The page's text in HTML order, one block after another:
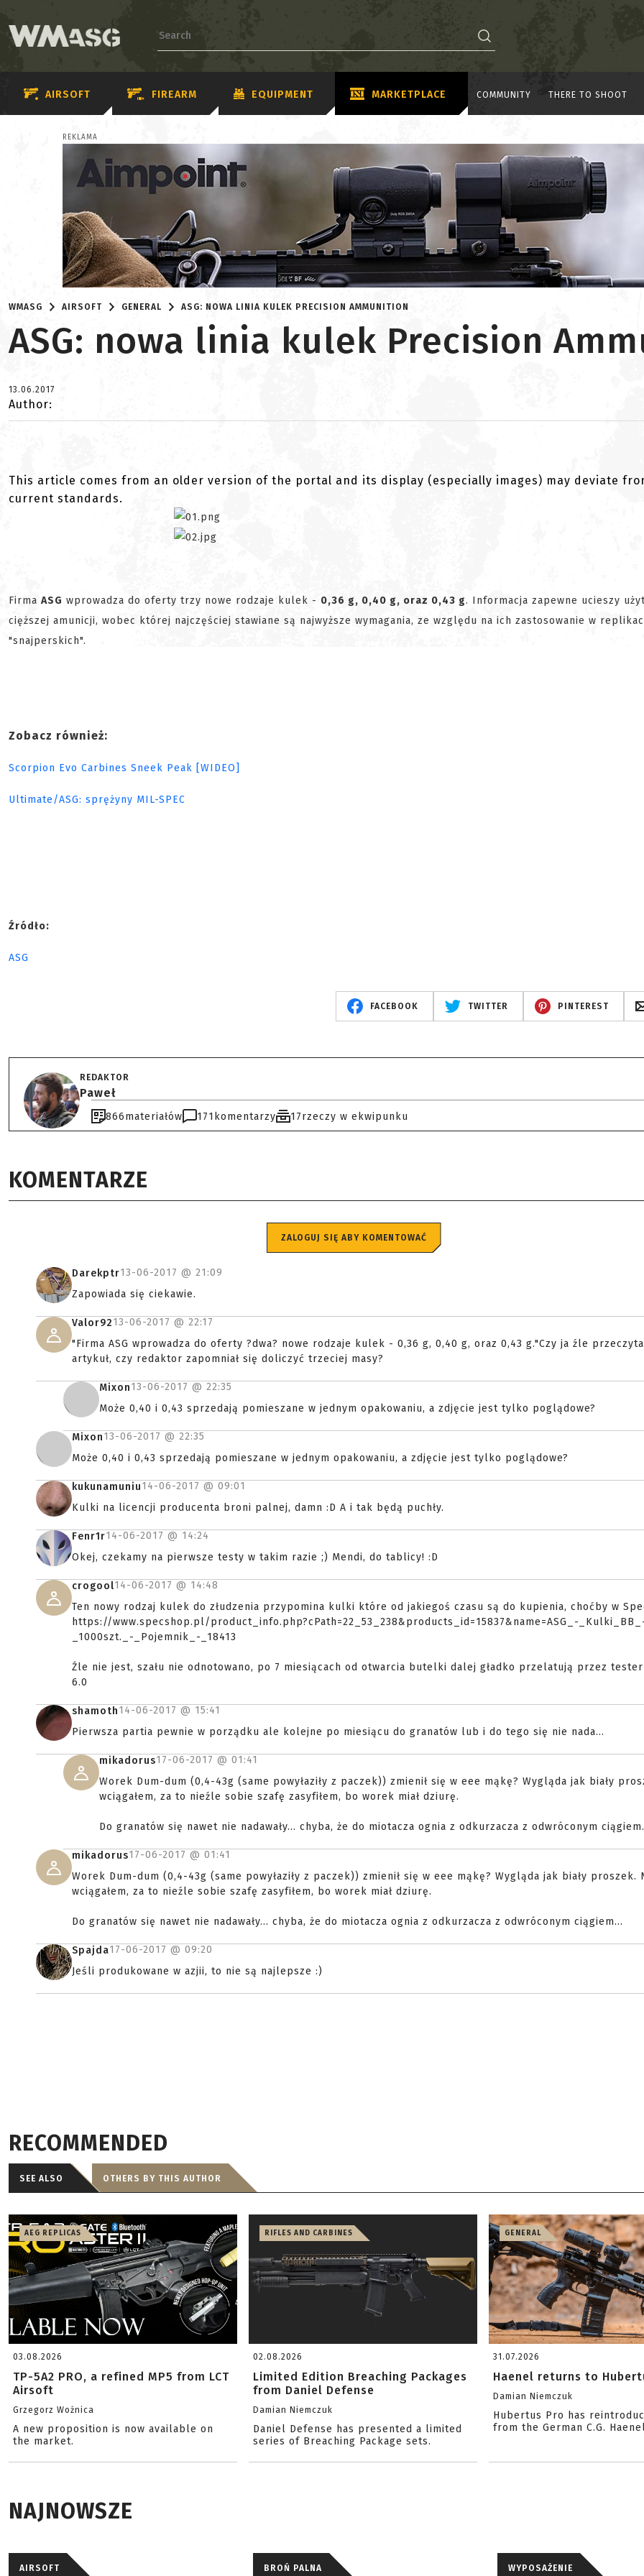
AIRSOFT FIREARM EQUIPMENT MARKETPLACE COMMUNITY THERE TO SHOOT
REKLAMA
WMASG AIRSOFT GENERAL ASG: NOWA LINIA KULEK PRECISION AMMUNITION
ASG: nowa linia kulek Precision
13.06.2017
Author:
This article comes from an older version of the portal and its display (especially images) may deviate
current standards.
Firma ASG wprowadza do oferty trzy nowe rodzaje kulek - 0,36 g, 0,40 g, oraz 0,43 g. Informacja zapewne ucieszy
cięższej amunicji, wobec której najczęściej stawiane są najwyższe wymagania, ze względu na ich zastosowanie w
"snajperskich".
Zobacz również:
Scorpion Evo Carbines Sneek Peak [WIDEO]
Ultimate/ASG: sprężyny MIL-SPEC
Źródło:
ASG
FACEBOOK TWITTER PINTEREST
REDAKTOR
Paweł
866materiałów 171 komentarzy 17rzeczy w ekwipunku
KOMENTARZE
ZALOGUJ SIĘ ABY KOMENTOWAĆ
Darekptr13-06-2017 @ 21:09
Zapowiada się ciekawie.
Valor9213-06-2017 @ 22:17
"Firma ASG wprowadza do oferty ?dwa? nowe rodzaje kulek - 0,36 g, 0,40 g, oraz 0,43 g."Czy ja źle
artykuł, czy redaktor zapomniał się doliczyć trzeciej masy?
Mixon13-06-2017 @ 22:35
Może 0,40 i 0,43 sprzedają pomieszane w jednym opakowaniu, a zdjęcie jest tylko poglądowe?
Mixon13-06-2017 @ 22:35
Może 0,40 i 0,43 sprzedają pomieszane w jednym opakowaniu, a zdjęcie jest tylko poglądowe?
kukunamuniu14-06-2017 @ 09:01
Kulki na licencji producenta broni palnej, damn :D A i tak będą puchły.
Fenr1r14-06-2017 @ 14:24
Okej, czekamy na pierwsze testy w takim razie ;) Mendi, do tablicy! :D
crogool14-06-2017 @ 14:48
Ten nowy rodzaj kulek do złudzenia przypomina kulki które od jakiegoś czasu są do kupienia, choćby w
https://www.specshop.pl/product_info.php?cPath=22_53_238&products_id=15837&name=ASG_-
_1000szt._-_Pojemnik_-_18413
Źle nie jest, szału nie odnotowano, po 7 miesiącach od otwarcia butelki dalej gładko przelatują przez
6.0
shamoth14-06-2017 @ 15:41
Pierwsza partia pewnie w porządku ale kolejne po miesiącu do granatów lub i do tego się nie nada...
mikadorus17-06-2017 @ 01:41
Worek Dum-dum (0,4-43g (same powyłaziły z paczek)) zmienił się w eee mąkę? Wygląda jak biały
wciągałem, za to nieźle sobie szafę zasyfiłem, bo worek miał dziurę.
Do granatów się nawet nie nadawały... chyba, że do miotacza ognia z odkurzacza z odwróconym
mikadorus17-06-2017 @ 01:41
Worek Dum-dum (0,4-43g (same powyłaziły z paczek)) zmienił się w eee mąkę? Wygląda jak biały proszek.
wciągałem, za to nieźle sobie szafę zasyfiłem, bo worek miał dziurę.
Do granatów się nawet nie nadawały... chyba, że do miotacza ognia z odkurzacza z odwróconym ciągiem...
Spajda17-06-2017 @ 09:20
Jeśli produkowane w azjii, to nie są najlepsze :)
RECOMMENDED
SEE ALSO OTHERS BY THIS AUTHOR
AEG REPLICAS
03.08.2026
TP-5A2 PRO, a refined MP5 from LCT
Airsoft
Grzegorz Woźnica
A new proposition is now available on
the market.
RIFLES AND CARBINES
02.08.2026
Limited Edition Breaching Packages
from Daniel Defense
Damian Niemczuk
Daniel Defense has presented a limited
series of Breaching Package sets.
GENERAL
31.07.2026
Haenel returns to
Damian Niemczuk
Hubertus Pro has
from the German C.G.
NAJNOWSZE
AIRSOFT BROŃ PALNA WYPOSAŻENIE